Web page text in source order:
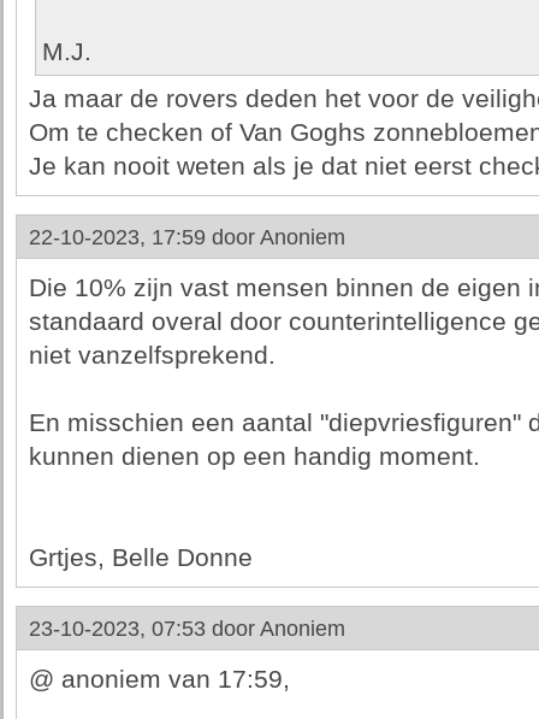
M.J.
Ja maar de rovers deden het voor de
Om te checken of Van Goghs
Je kan nooit weten als je dat niet eerst
22-10-2023, 17:59 door Anoniem
Die 10% zijn vast mensen binnen de eigen
standaard overal door counterintelligence
niet vanzelfsprekend.
En misschien een aantal "diepvriesfiguren"
kunnen dienen op een handig moment.
Grtjes, Belle Donne
23-10-2023, 07:53 door Anoniem
@ anoniem van 17:59,